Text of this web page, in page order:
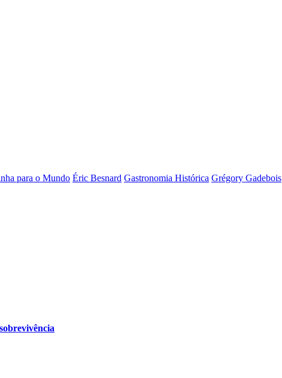
para o Mundo Éric Besnard Gastronomia Histórica Grégory Gadebois